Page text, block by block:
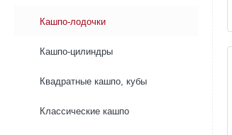
Кашпо-лодочки
Кашпо-цилиндры
Квадратные кашпо, кубы
Классические кашпо